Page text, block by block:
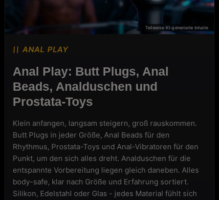
ANAL PLAY
Anal Play: Butt Plugs, Anal
Beads, Analduschen und
Prostata-Toys
Klein anfangen, langsam steigern, groß rauskommen.
Butt Plugs in jeder Größe, Anal Beads für den
Rhythmus, Prostata-Toys und Anal-Vibratoren für den
Punkt, um den sich alles dreht. Analduschen für die
entspannte Vorbereitung liegen gleich daneben. Alles
body-safe, klar nach Größe und Erfahrung sortiert.
Silikon, Edelstahl oder Glas - jedes Material fühlt sich